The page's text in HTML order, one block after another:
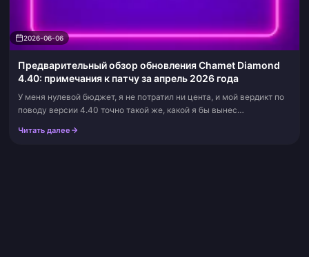
2026-06-06
Предварительный обзор обновления Chamet Diamond
4.40: примечания к патчу за апрель 2026 года
У меня нулевой бюджет, я не потратил ни цента, и мой вердикт по
поводу версии 4.40 точно такой же, какой я бы вынес
пополнением. Большин...
Читать далее